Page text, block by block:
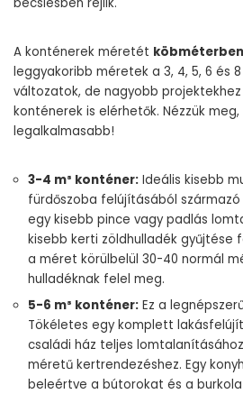
A konténerek méretét
leggyakoribb méretek a 3, 4, 5, 6 és
változatok, de nagyobb projektekhez
konténerek is elérhetők. Nézzük
legalkalmasabb!
3-4 m³ konténer: Ideális kisebb
fürdőszoba felújításából
egy kisebb pince vagy padlás
kisebb kerti zöldhulladék gyűjtése
a méret körülbelül 30-40 normál
hulladéknak felel meg.
5-6 m³ konténer: Ez a
Tökéletes egy komplett
családi ház teljes
méretű kertrendezéshez. Egy
beleértve a bútorokat és a